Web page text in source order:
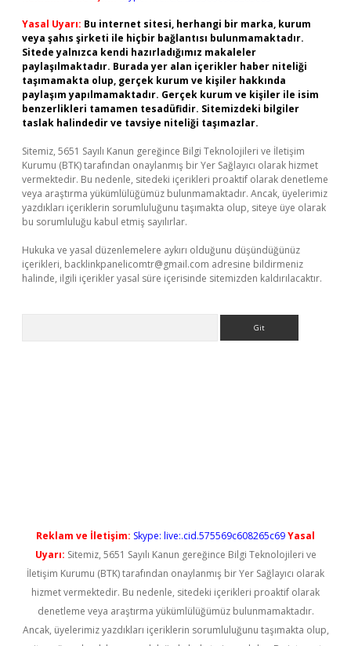
Yasal Uyarı: Bu internet sitesi, herhangi bir marka, kurum
veya şahıs şirketi ile hiçbir bağlantısı bulunmamaktadır.
Sitede yalnızca kendi hazırladığımız makaleler
paylaşılmaktadır. Burada yer alan içerikler haber niteliği
taşımamakta olup, gerçek kurum ve kişiler hakkında
paylaşım yapılmamaktadır. Gerçek kurum ve kişiler ile isim
benzerlikleri tamamen tesadüfidir. Sitemizdeki bilgiler
taslak halindedir ve tavsiye niteliği taşımazlar.
Sitemiz, 5651 Sayılı Kanun gereğince Bilgi Teknolojileri ve İletişim
Kurumu (BTK) tarafından onaylanmış bir Yer Sağlayıcı olarak hizmet
vermektedir. Bu nedenle, sitedeki içerikleri proaktif olarak denetleme
veya araştırma yükümlülüğümüz bulunmamaktadır. Ancak, üyelerimiz
yazdıkları içeriklerin sorumluluğunu taşımakta olup, siteye üye olarak
bu sorumluluğu kabul etmiş sayılırlar.
Hukuka ve yasal düzenlemelere aykırı olduğunu düşündüğünüz
içerikleri, backlinkpanelicomtr@gmail.com adresine bildirmeniz
halinde, ilgili içerikler yasal süre içerisinde sitemizden kaldırılacaktır.
Reklam ve İletişim: Skype: live:.cid.575569c608265c69Yasal
Uyarı: Sitemiz, 5651 Sayılı Kanun gereğince Bilgi Teknolojileri ve
İletişim Kurumu (BTK) tarafından onaylanmış bir Yer Sağlayıcı olarak
hizmet vermektedir. Bu nedenle, sitedeki içerikleri proaktif olarak
denetleme veya araştırma yükümlülüğümüz bulunmamaktadır.
Ancak, üyelerimiz yazdıkları içeriklerin sorumluluğunu taşımakta olup,